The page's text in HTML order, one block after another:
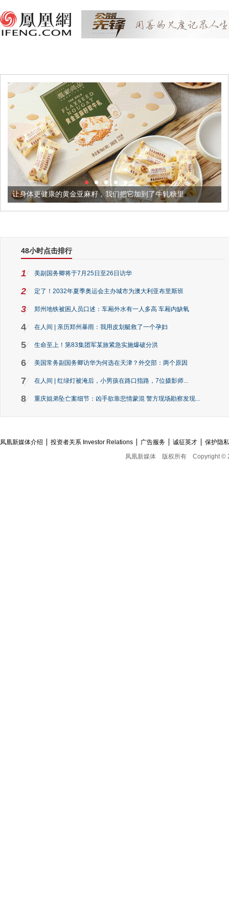
金亚麻籽，我们把它加到了牛轧糖里 被列入佛家七宝的它
48小时点击排行
1 美副国务卿将于7月25日至26日访华
2 定了！2032年夏季奥运会主办城市为澳大利亚布里斯班
3 郑州地铁被困人员口述：车厢外水有一人多高 车厢内缺氧
4 在人间 | 亲历郑州暴雨：我用皮划艇救了一个孕妇
5 生命至上！第83集团军某旅紧急实施爆破分洪
6 美国常务副国务卿访华为何选在天津？外交部：两个原因
7 在人间 | 红绿灯被淹后，小男孩在路口指路，7位摄影师...
8 重庆姐弟坠亡案细节：凶手欲靠悲情蒙混 警方现场勘察发现...
凤凰新媒体介绍 投资者关系 Investor Relations 广告服务 诚征英才
保护隐
凤凰新媒体
版权所有 Copyright ©